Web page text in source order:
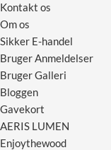
Kontakt os
Om os
Sikker E-handel
Bruger Anmeldelser
Bruger Galleri
Bloggen
Gavekort
AERIS LUMEN
Enjoythewood